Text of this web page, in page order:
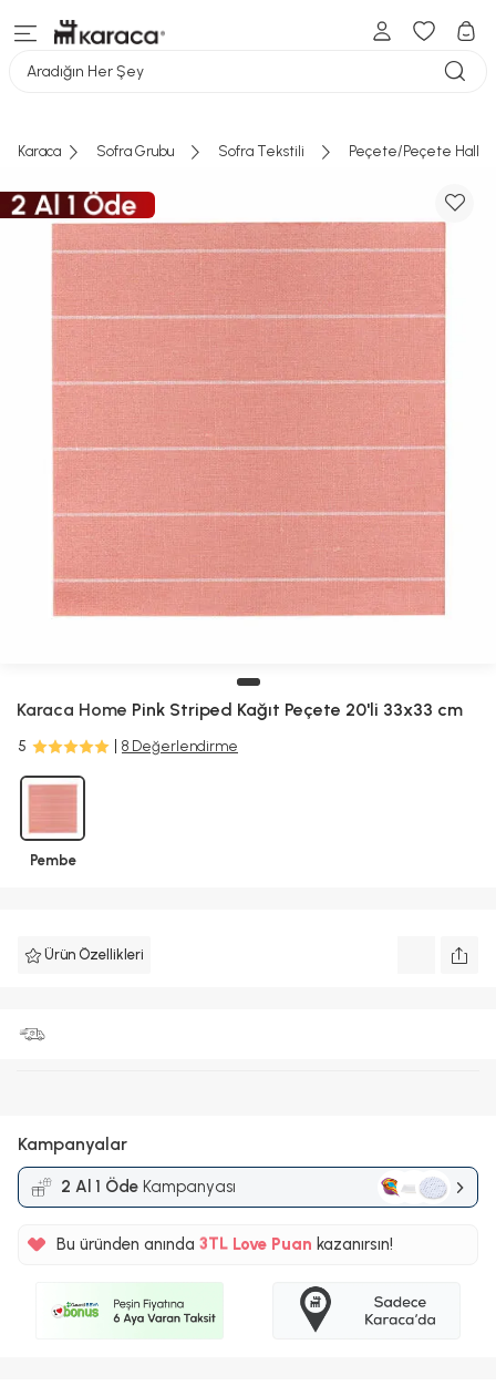
Aradığın Her Şey
Karaca Sofra Grubu Sofra Tekstili Peçete/Peçete
Karaca Home Pink Striped Kağıt Peçete 20'li 33x33 cm
5 8 Değerlendirme
Pembe
Ürün Özellikleri
Kampanyalar
2 Al 1 Öde Kampanyası
Bu üründen anında 3TL Love Puan kazanırsın!